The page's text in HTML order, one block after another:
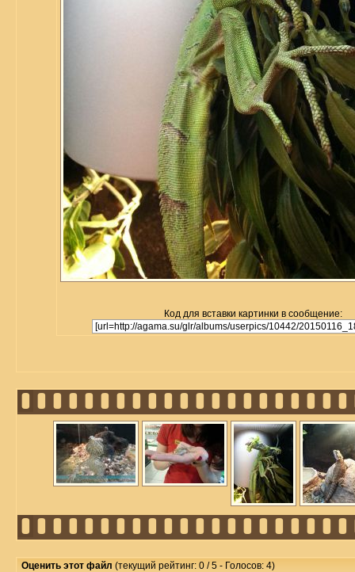
Код для вставки картинки в сообщение:
Оценить этот файл (текущий рейтинг: 0 / 5 - Голосов: 4)